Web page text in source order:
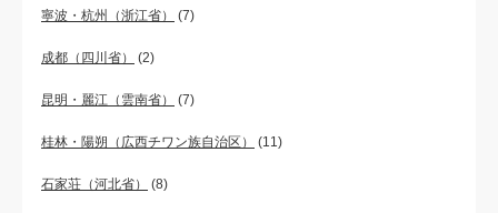
寧波・杭州（浙江省） (7)
成都（四川省） (2)
昆明・麗江（雲南省） (7)
桂林・陽朔（広西チワン族自治区） (11)
石家荘（河北省） (8)